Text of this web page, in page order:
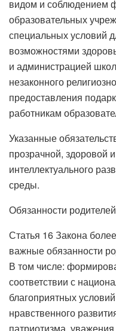
видом и соблюдением
образовательных
специальных условий
возможностями
и администрацией
незаконного
предоставления
работникам
Указанные
прозрачной, здоровой
интеллектуального
среды.
Обязанности
Статья 16 Закона
важные обязанности
В том числе:
соответствии с
благоприятных
нравственного
патриотизма,